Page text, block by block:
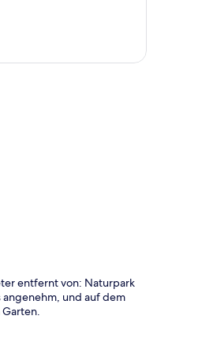
entfernt von: Naturpark
und auf dem